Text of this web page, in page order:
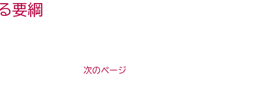
要綱
次のページ